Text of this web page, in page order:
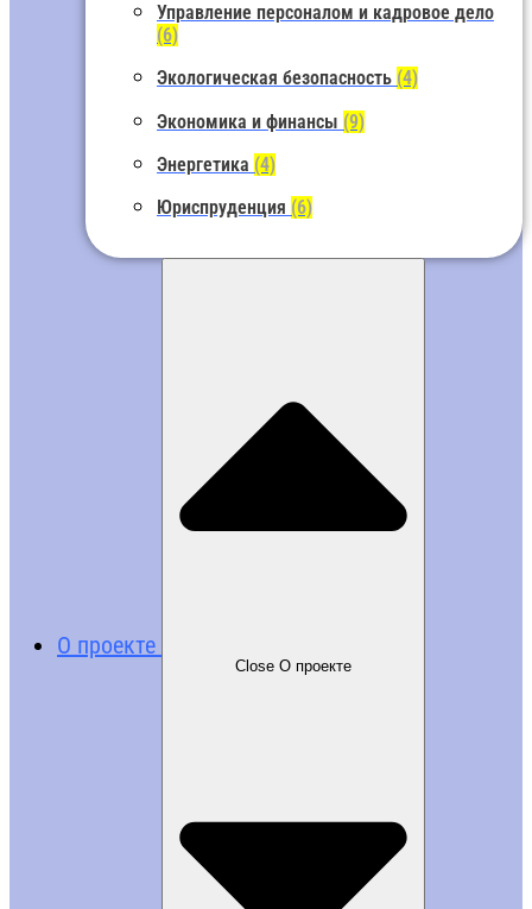
Управление персоналом и кадровое дело
(6)
Экологическая безопасность (4)
Экономика и финансы (9)
Энергетика (4)
Юриспруденция (6)
О проекте
Close О проекте